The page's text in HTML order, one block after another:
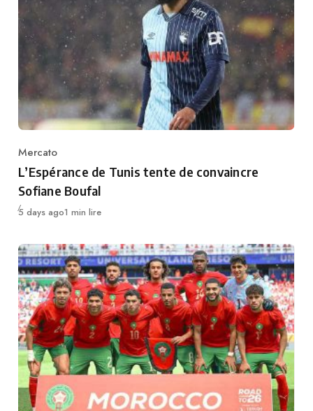
Category
Mercato
L’Espérance de Tunis tente de convaincre
Sofiane Boufal
Publié
5 days ago1 min lire